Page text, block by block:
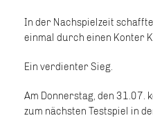
In der Nachspielzeit
einmal durch einen Konter
Ein verdienter Sieg.
Am Donnerstag, den 31.07.
zum nächsten Testspiel in